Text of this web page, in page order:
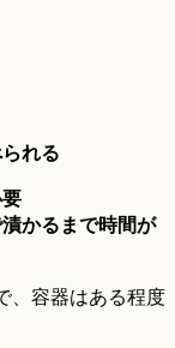
れる
かるまで時間が
、容器はある程度